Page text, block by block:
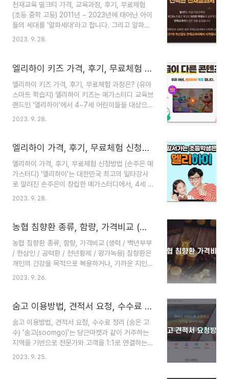
지아잔틴은 카르티노이드의 종류에 해당하며, 특정
색상을 지닌 식품에서 주로 발견이 된다. 그리고 눈
건강에 있어서 중요한 역할을 하기 때문에 많은 사
람들이 이러한 목적으로 루테인과 지아잔틴을 주로
가 올인원 형태로 배..
천재교육 밀크티 가격, 교육과정, 후기, 무료체험
(초등 중학 고등) 2011년 ~ 2023년에 태어난 아이
들의 세대를 '알파세대'라고 합니다. 그리고 알파세
대는 태어날 때부터 스마트 기기를 손에 쥐고 산다
기 없이 생활하는 것이 힘든 세대이기도 하고 스마
트기기를 마치 신체의 일부처럼 자연스럽게 사용하
는 세대이기 때문이라고 합니다. 그래서인지 요즘
아이들은 기존에 PC로 진행하던 단순 온라인 강의
형태가 아닌, 태블릿 PC와 같은 스마트기기를 사용
하여 학습하는 경우들이 상당히 늘어났습니다. 이는
도 하는데요...
2023. 9. 28.
엘리하이 키즈 가격, 후기, 무료체험 과정은? (유아 스마트 학습지)
엘리하이 키즈 가격, 후기, 무료체험 과정은? (유아
스마트 학습지) 엘리하이 키즈는 메가스터디 교육브
랜드인 '엘리하이'에서 4~7세 어린이들을 대상으로
2023년 7월에 새롭게 런칭한 스마트 유아교육 사
사용하는 '알파세대'의 특성을 반영하여 플래시가
고 있습니다. 따라서 이번 글에서는 알파세대 자녀
를 둔 수많은 학부모님들에게 인기가 많은 '엘리하
이 키즈'에 대한 궁금증을 모두 해소하고, 무료체험
과정에 대해서도 알아보는 시간을 갖도록 하겠습니
아이들의 한글..
2023. 9. 28.
엘리하이 가격, 후기, 무료체험 신청방법 (손주은 메가스터디)
엘리하이 가격, 후기, 무료체험 신청방법 (손주은 메
가스터디) '엘리하이'는 대한민국 최고의 일타강사
로 알려진 손주은이 창립한 메가스터디에서, 4세 이
상의 유아부터 초중생들을 대상으로 제작된 온라인
선생님을 직접 선택할 수 있다는 것과, 스타 선생님
니다. 따라서 이번 글에서는 학부모님들이 궁금해하
시는 엘리하이에 대한 내용들과, 엘리하이 가격 및
신청방법 등에 대하여 꼼꼼하게 알아보는 시간을 가
져보도록 하겠습니다 ^^ ※ 4~7세 유아의 경우는
학습 플랫폼입니다. 수업은..
2023. 9. 28.
농협 침향환 종류, 함량, 가격비교 (생력 / 백년부부 / 한삼인 / 공력환 / 천년황제 / 왕가)
농협 침향환 종류, 함량, 가격비교 (생력 / 백년부부
/ 한삼인 / 공력환 / 천년황제 / 왕가녹용) 침향환은
개인의 건강을 목적으로 복용하거나, 가까운 지인에
게 격식 있는 선물로도 적합한 한방식품입니다. 그
요. 실제로 동일한 침향 함량 대비 농협에서 판매하
저렴한 제품도 많습니다. 물론 품질 또한 타사 제품
에 비해 떨어지지도 않는 것은 물론이고요. 하지만
농협 침향환의 경우는 종류가 워낙 다양하기 때문에
어떤 제품을 골라야 현명한 선택이 될 지 고민하시
2023. 9. 26.
숨고 이용방법, 견적서 요청, 수수료 정리 (숨은 고수)
숨고 이용방법, 견적서 요청, 수수료 정리 (숨은 고
수) '숨고(soomgo)'는 당근마켓과 같이 거주하는
지역을 기반으로 전문가와 고객을 1:1로 연결하는
매칭 서비스로서, 무려 1,000가지가 넘는 분야에서
2023. 9. 25.